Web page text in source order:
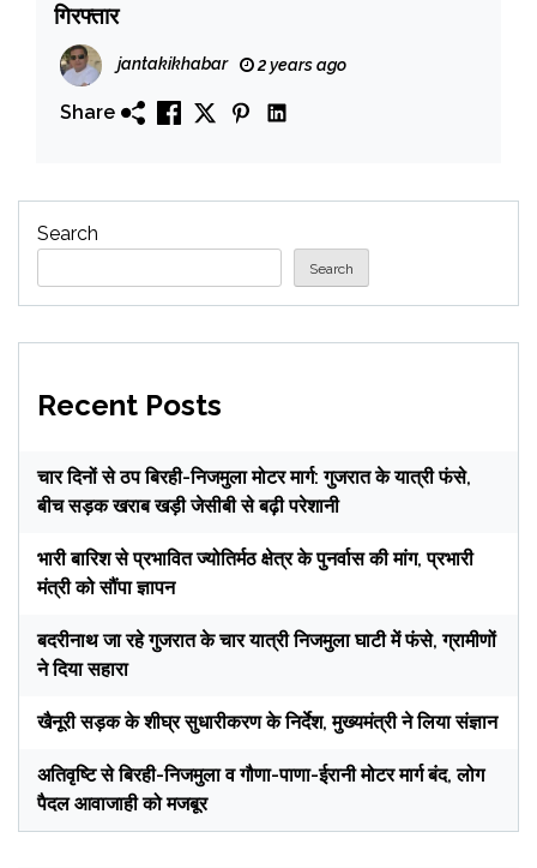
गिरफ्तार
jantakikhabar 2 years ago
Share
Search
Search
Recent Posts
चार दिनों से ठप बिरही-निजमुला मोटर मार्ग: गुजरात के यात्री फंसे,
बीच सड़क खराब खड़ी जेसीबी से बढ़ी परेशानी
भारी बारिश से प्रभावित ज्योतिर्मठ क्षेत्र के पुनर्वास की मांग, प्रभारी
मंत्री को सौंपा ज्ञापन
बदरीनाथ जा रहे गुजरात के चार यात्री निजमुला घाटी में फंसे, ग्रामीणों
ने दिया सहारा
खैनूरी सड़क के शीघ्र सुधारीकरण के निर्देश, मुख्यमंत्री ने लिया संज्ञान
अतिवृष्टि से बिरही-निजमुला व गौणा-पाणा-ईरानी मोटर मार्ग बंद, लोग
पैदल आवाजाही को मजबूर